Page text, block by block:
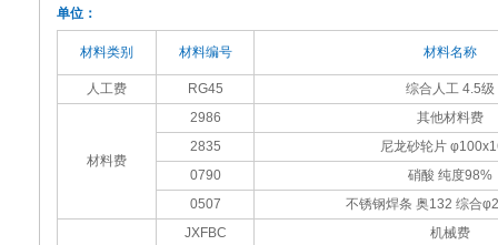
单位：
材料类别 材料编号 材料名称
人工费 RG45 综合人工 4.5级
材料费
2986
其他材料费
2835
尼龙砂轮片
0790
硝酸 纯度98%
0507
不锈钢焊条 奥132 综合
JXFBC
机械费